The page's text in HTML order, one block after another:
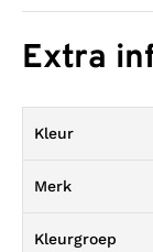
Extra
Kleur
Merk
Kleurgroep